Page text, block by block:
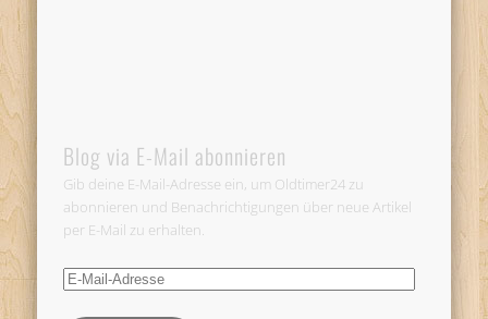
Blog via E-Mail abonnieren
Gib deine E-Mail-Adresse ein, um Oldtimer24 zu
abonnieren und Benachrichtigungen über neue Artikel
per E-Mail zu erhalten.
E-